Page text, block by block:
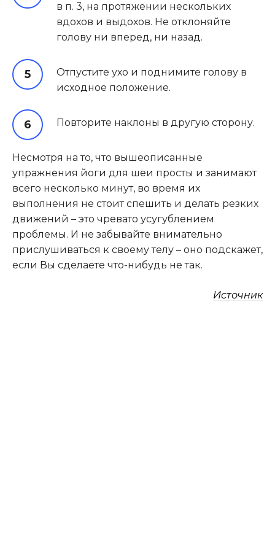
в п. 3, на протяжении нескольких
вдохов и выдохов. Не отклоняйте
голову ни вперед, ни назад.
Отпустите ухо и поднимите голову в
исходное положение.
Повторите наклоны в другую сторону.
Несмотря на то, что вышеописанные
упражнения йоги для шеи просты и занимают
всего несколько минут, во время их
выполнения не стоит спешить и делать резких
движений – это чревато усугублением
проблемы. И не забывайте внимательно
прислушиваться к своему телу – оно подскажет,
если Вы сделаете что-нибудь не так.
Источник